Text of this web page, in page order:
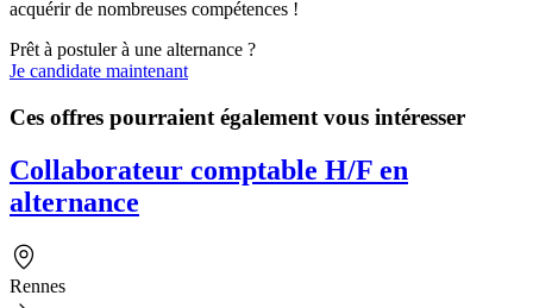
acquérir de nombreuses compétences !
Prêt à postuler à une alternance ?
Je candidate maintenant
Ces offres pourraient également vous intéresser
Collaborateur comptable H/F en
alternance
Rennes